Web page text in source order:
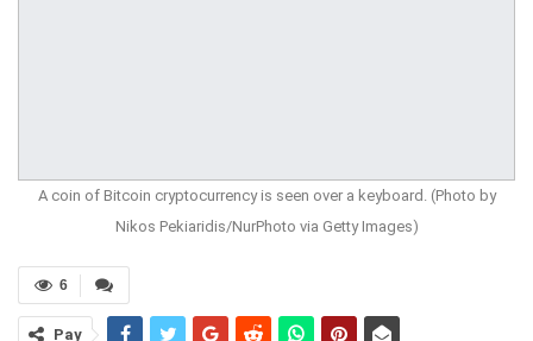
A coin of Bitcoin cryptocurrency is seen over a keyboard. (Photo by
Nikos Pekiaridis/NurPhoto via Getty Images)
6
Pay